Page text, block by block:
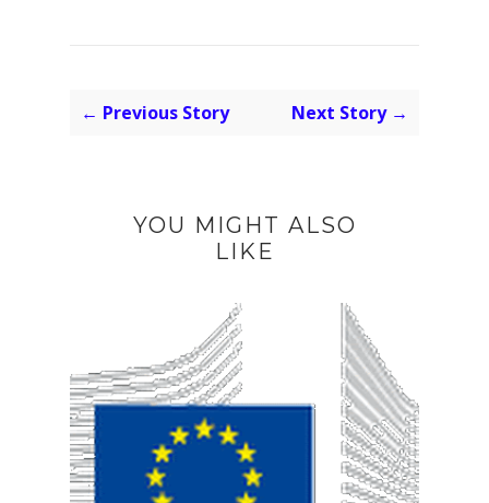
← Previous Story Next Story →
YOU MIGHT ALSO
LIKE